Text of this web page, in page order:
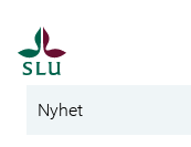
Nyhet